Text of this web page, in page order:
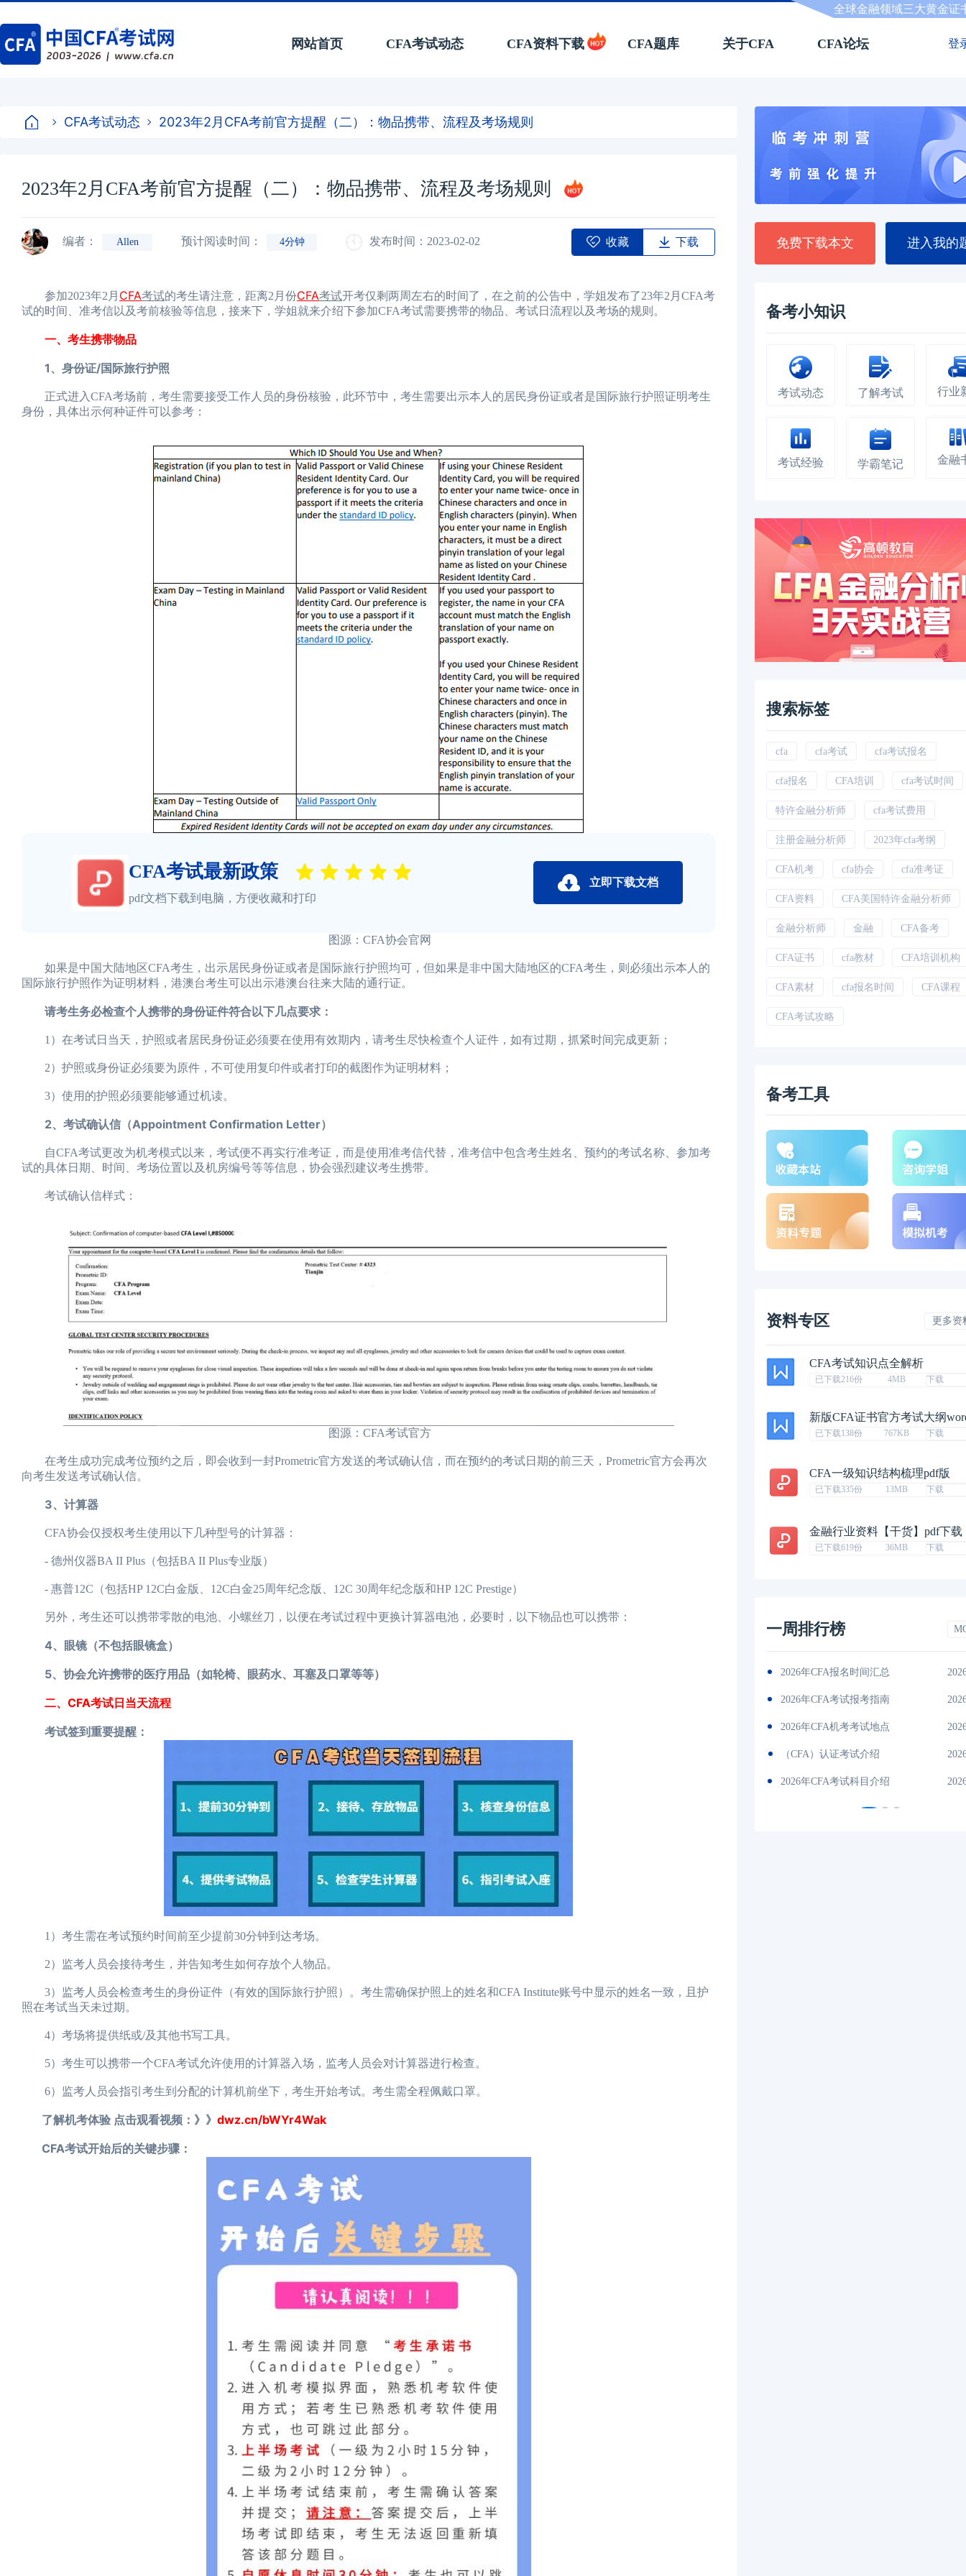
全球金融领域三大黄金证
网站首页 CFA考试动态 CFA资料下载 CFA题库 关于CFA CFA论坛 登
CFA考试动态 2023年2月CFA考前官方提醒（二）：物品携带、流程及考场规则
2023年2月CFA考前官方提醒（二）：物品携带、流程及考场规则
编者： Allen 预计阅读时间： 4分钟 发布时间：2023-02-02 收藏 下载
参加2023年2月 CFA考试的考生请注意，距离2月份CFA考试开考仅剩两周左右的时间了，在之前的公告中，学姐发布了23年2月CFA考
试的时间、准考信以及考前核验等信息，接来下，学姐就来介绍下参加CFA考试需要携带的物品、考试日流程以及考场的规则。
一、考生携带物品
1、身份证/国际旅行护照
正式进入CFA考场前，考生需要接受工作人员的身份核验，此环节中，考生需要出示本人的居民身份证或者是国际旅行护照证明考生
身份，具体出示何种证件可以参考：
CFA考试最新政策
pdf文档下载到电脑，方便收藏和打印
立即下载文档
图源：CFA协会官网
如果是中国大陆地区CFA考生，出示居民身份证或者是国际旅行护照均可，但如果是非中国大陆地区的CFA考生，则必须出示本人的
国际旅行护照作为证明材料，港澳台考生可以出示港澳台往来大陆的通行证。
请考生务必检查个人携带的身份证件符合以下几点要求：
1）在考试日当天，护照或者居民身份证必须要在使用有效期内，请考生尽快检查个人证件，如有过期，抓紧时间完成更新；
2）护照或身份证必须要为原件，不可使用复印件或者打印的截图作为证明材料；
3）使用的护照必须要能够通过机读。
2、考试确认信（Appointment Confirmation Letter）
自CFA考试更改为机考模式以来，考试便不再实行准考证，而是使用准考信代替，准考信中包含考生姓名、预约的考试名称、参加考
试的具体日期、时间、考场位置以及机房编号等等信息，协会强烈建议考生携带。
考试确认信样式：
图源：CFA考试官方
在考生成功完成考位预约之后，即会收到一封Prometric官方发送的考试确认信，而在预约的考试日期的前三天，Prometric官方会再次
向考生发送考试确认信。
3、计算器
CFA协会仅授权考生使用以下几种型号的计算器：
- 德州仪器BA II Plus（包括BA II Plus专业版）
- 惠普12C（包括HP 12C白金版、12C白金25周年纪念版、12C 30周年纪念版和HP 12C Prestige）
另外，考生还可以携带零散的电池、小螺丝刀，以便在考试过程中更换计算器电池，必要时，以下物品也可以携带：
4、眼镜（不包括眼镜盒）
5、协会允许携带的医疗用品（如轮椅、眼药水、耳塞及口罩等等）
二、CFA考试日当天流程
考试签到重要提醒：
1）考生需在考试预约时间前至少提前30分钟到达考场。
2）监考人员会接待考生，并告知考生如何存放个人物品。
3）监考人员会检查考生的身份证件（有效的国际旅行护照）。考生需确保护照上的姓名和CFA Institute账号中显示的姓名一致，且护
照在考试当天未过期。
4）考场将提供纸或/及其他书写工具。
5）考生可以携带一个CFA考试允许使用的计算器入场，监考人员会对计算器进行检查。
6）监考人员会指引考生到分配的计算机前坐下，考生开始考试。考生需全程佩戴口罩。
了解机考体验 点击观看视频：》》 dwz.cn/bWYr4Wak
CFA考试开始后的关键步骤：
免费下载本文 进入我的
备考小知识
考试动态 了解考试 行业
考试经验 学霸笔记 金融
搜索标签
cfa cfa考试 cfa考试报名
cfa报名 CFA培训 cfa考试时间
特许金融分析师 cfa考试费用
注册金融分析师 2023年cfa考纲
CFA机考 cfa协会 cfa准考证
CFA资料 CFA美国特许金融分析师
金融分析师 金融 CFA备考
CFA证书 cfa教材 CFA培训机构
CFA素材 cfa报名时间 CFA课程
CFA考试攻略
备考工具
资料专区 更多资
CFA考试知识点全解析
已下载216份 4MB 下载
新版CFA证书官方考试大纲
已下载138份 767KB 下载
CFA一级知识结构梳理pdf版
已下载335份 13MB 下载
金融行业资料【干货】pdf下载
已下载619份 36MB 下载
一周排行榜
2026年CFA考试科目介绍
2026年CFA教材科目
2026年CFA一级notes中文版
2026年CFA报名时间汇总
CFA金融计算器使用说明
2026年全年CFA考试时间汇总